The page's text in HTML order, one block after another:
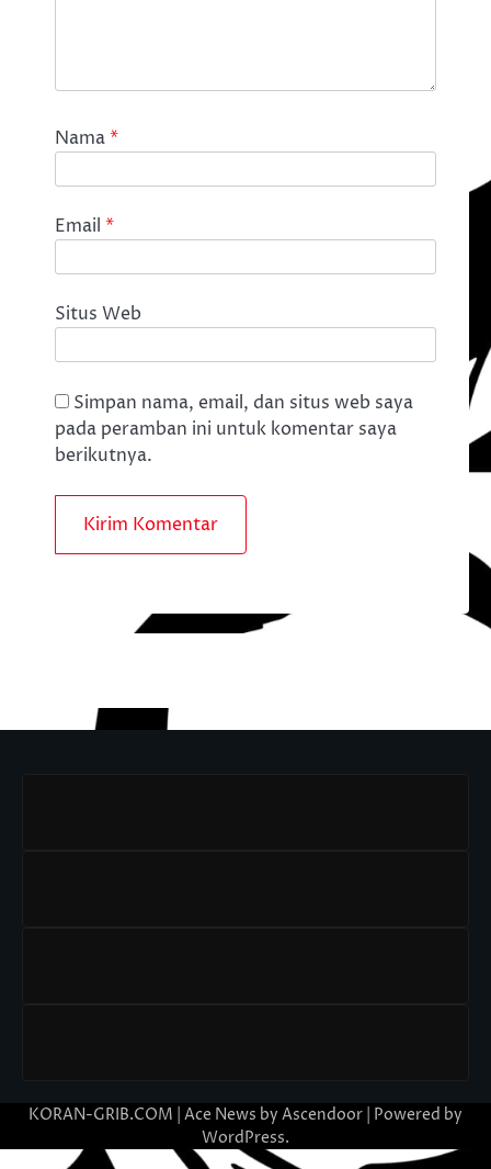
Nama*
Email *
Situs Web
Simpan nama, email, dan situs web saya
pada peramban ini untuk komentar saya
berikutnya.
KORAN-GRIB.COM | Ace News by Ascendoor | Powered by
WordPress.